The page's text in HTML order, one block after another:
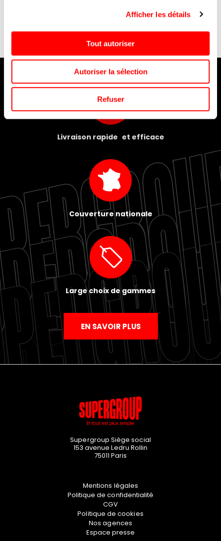
Afficher les détails
Tout autoriser
Autoriser la sélection
Refuser
Livraison rapide et efficace
Couverture nationale
Large choix de gammes
EN SAVOIR PLUS
Supergroup Siège social
153 avenue Ledru Rollin
75011 Paris
Mentions légales
Politique de confidentialité
CGV
Politique de cookies
Nos agences
Espace presse